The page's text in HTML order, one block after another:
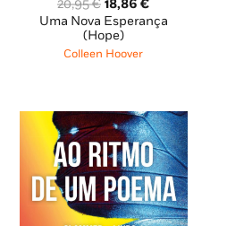
20,95€
preço
original
era:
18,86€
preço
Uma Nova Esperança
(Hope)
Colleen Hoover